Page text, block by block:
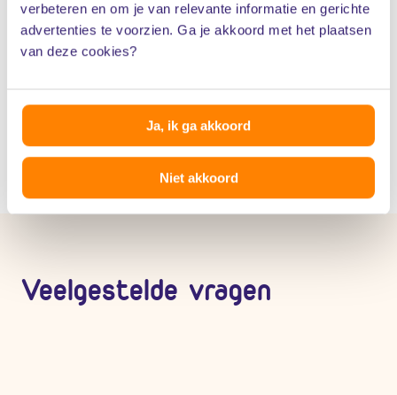
verbeteren en om je van relevante informatie en gerichte
advertenties te voorzien. Ga je akkoord met het plaatsen
van deze cookies?
Ja, ik ga akkoord
Niet akkoord
grotere schilderklussen vanaf € 1.100,-. Voor
kleinere klussen, zoals het schilderen van één
onzeKlusservice.
Veelgestelde vragen